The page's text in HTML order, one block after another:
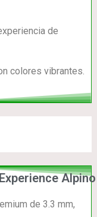
de
colores vibrantes.
Alpino
de 3.3 mm,